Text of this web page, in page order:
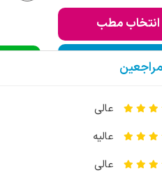
انتخاب مطب
به لیست من
عالی
عالیه
عالی